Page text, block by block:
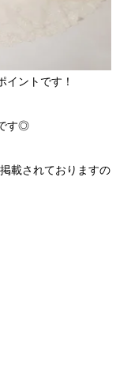
イントです！
す◎
載されておりますの